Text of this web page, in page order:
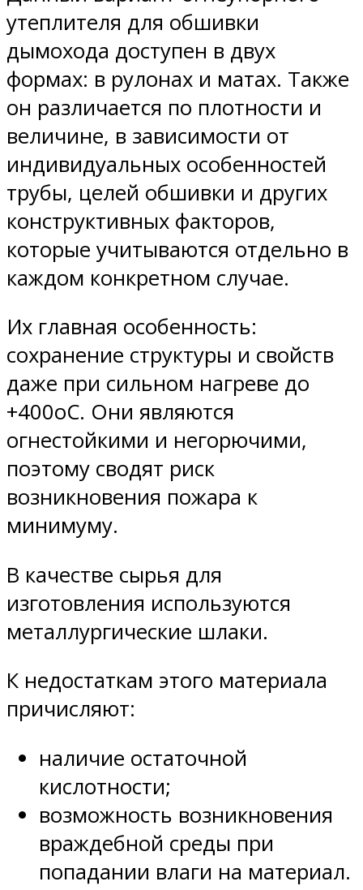
утеплителя для обшивки
дымохода доступен в двух
формах: в рулонах и матах. Также
он различается по плотности и
величине, в зависимости от
индивидуальных особенностей
трубы, целей обшивки и других
конструктивных факторов,
которые учитываются отдельно в
каждом конкретном случае.
Их главная особенность:
сохранение структуры и свойств
даже при сильном нагреве до
+400оС. Они являются
огнестойкими и негорючими,
поэтому сводят риск
возникновения пожара к
минимуму.
В качестве сырья для
изготовления используются
металлургические шлаки.
К недостаткам этого материала
причисляют:
наличие остаточной
кислотности;
возможность возникновения
враждебной среды при
попадании влаги на материал.